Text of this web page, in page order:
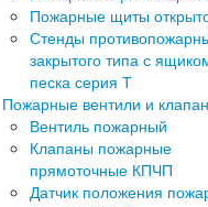
Пожарные щиты
Стенды
закрытого типа с
песка серия Т
Пожарные вентили и
Вентиль пожарный
Клапаны пожарные
прямоточные КПЧП
Датчик положения